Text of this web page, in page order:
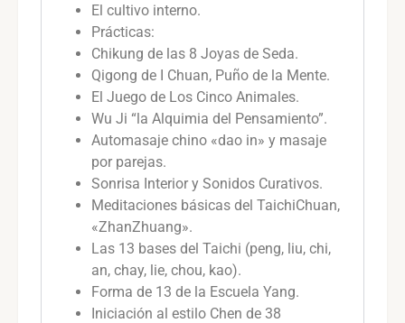
El cultivo interno.
Prácticas:
Chikung de las 8 Joyas de Seda.
Qigong de I Chuan, Puño de la Mente.
El Juego de Los Cinco Animales.
Wu Ji “la Alquimia del Pensamiento”.
Automasaje chino «dao in» y masaje
por parejas.
Sonrisa Interior y Sonidos Curativos.
Meditaciones básicas del TaichiChuan,
«ZhanZhuang».
Las 13 bases del Taichi (peng, liu, chi,
an, chay, lie, chou, kao).
Forma de 13 de la Escuela Yang.
Iniciación al estilo Chen de 38